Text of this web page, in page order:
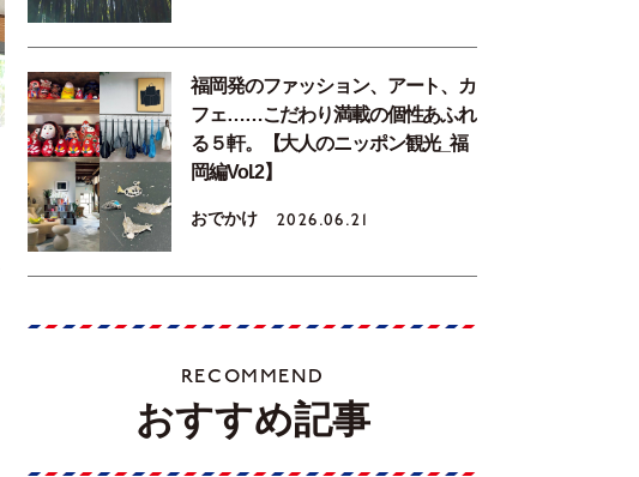
福岡発のファッション、アート、カ
フェ……こだわり満載の個性あふれ
る５軒。【大人のニッポン観光_福
岡編Vol.2】
おでかけ 2026.06.21
RECOMMEND
おすすめ記事